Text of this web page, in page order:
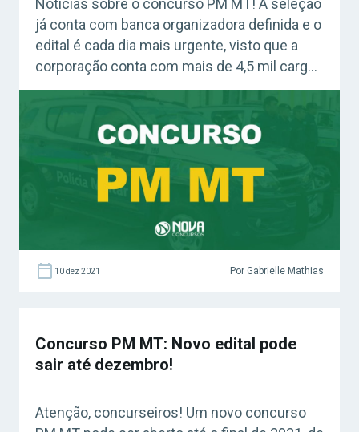
Notícias sobre o concurso PM MT! A seleção
já conta com banca organizadora definida e o
edital é cada dia mais urgente, visto que a
corporação conta com mais de 4,5 mil cargos
vagos. Ademais, ainda não foi revelado o
Como montar um mapa mental – Grátis Na
10 dez 2021 Por Gabrielle Mathias
Concurso PM MT: Novo edital pode
sair até dezembro!
Atenção, concurseiros! Um novo concurso